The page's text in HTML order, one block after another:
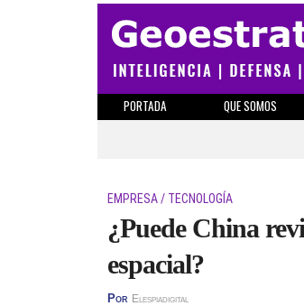
PORTADA QUE SOMOS
EMPRESA / TECNOLOGÍA
¿Puede China
espacial?
Por Elespiadigital